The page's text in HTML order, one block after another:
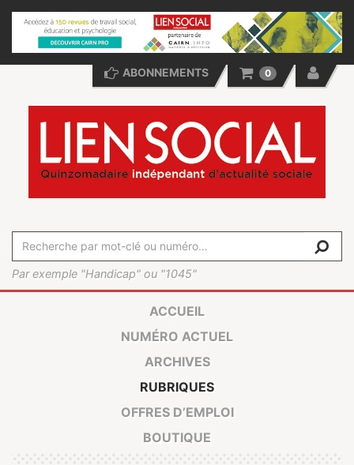
Par exemple "Handicap" ou "1045"
ABONNEMENTS 0
ACCUEIL
NUMÉRO ACTUEL
ARCHIVES
RUBRIQUES
OFFRES D’EMPLOI
BOUTIQUE